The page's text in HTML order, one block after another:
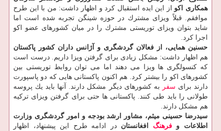
همكاری اكو از این ایده استقبال كرد و اظهار داشت: من با این طرح
موافقم. قبلاً ویزای مشترك در حوزه شینگن تجربه شده است اما
شاید بتوان ویزای توریستی مشترك را در میان كشورهای عضو اكو
اجرا كرد.
حسنین همایی، از فعالان گردشگری و آژانس داران كشور پاكستان
هم اظهار داشت: مشكل زیادی برای گرفتن ویزا داریم. درست است
كه كنسولگری ها ویزا می دهند اما می توان روابط توریستی بین
كشورهای اكو را بیشتر كرد. هم اكنون پاكستانی هایی كه دو پاسپورت
دارند برای سفر
به كشورهای دیگر مشكل دارند. آنها باید یك پروسه
طولانی را باید طی كنند. پاكستانی ها حتی برای گرفتن ویزای تركیه
هم مشكل دارند.
سیدرضا حسینی میثم، مشاور ارشد بودجه و امور گردشگری وزارت
اطلاعات وفرهنگ افغانستان در ادامه طرح این پیشنهاد، اظهار